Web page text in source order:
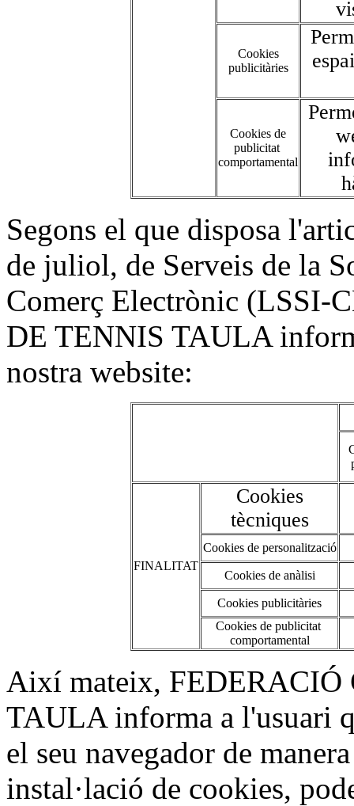
Cookies
publicitàries
Cookies de
publicitat
comportamental
Segons el que disposa
de juliol, de Serveis de la
Comerç Electrònic (LSSI-
DE TENNIS TAULA
nostra website:
FINALITAT
Cookies
tècniques
Cookies de personalització
Cookies de anàlisi
Cookies publicitàries
Cookies de publicitat
comportamental
Així mateix,
TAULA informa a l'usuari
el seu navegador de
instal·lació de cookies,